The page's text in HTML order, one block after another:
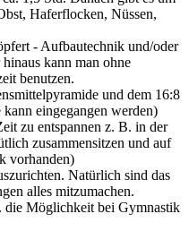
Haferflocken, Nüssen,
- Aufbautechnik und/oder
kann man ohne
benutzen.
und dem 16:8
eingegangen werden)
zu entspannen z. B. in der
zusammensitzen und auf
vorhanden)
Natürlich sind das
alles mitzumachen.
die Möglichkeit bei Gymnastik